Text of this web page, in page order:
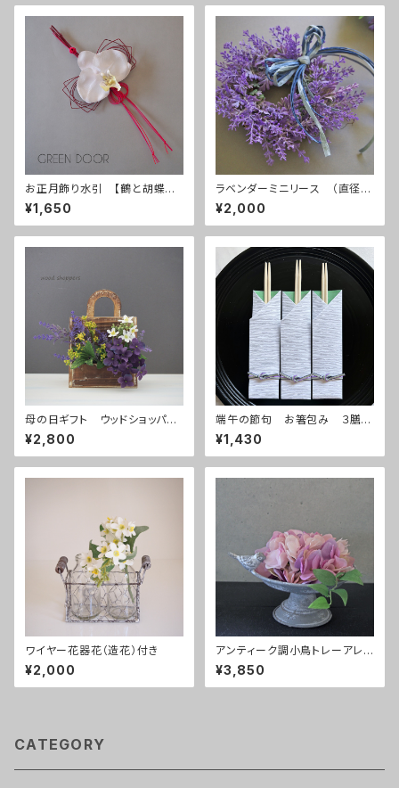
お正月飾り水引 【鶴と胡蝶蘭】
赤
¥1,650
ラベンダーミニリース （直径約
17㎝）
¥2,000
母の日ギフト ウッドショッパー
ズ
¥2,800
端午の節句 お箸包み ３膳入
り
¥1,430
ワイヤー花器花（造花）付き
¥2,000
アンティーク調小鳥トレーアレン
ジ ピンク
¥3,850
CATEGORY